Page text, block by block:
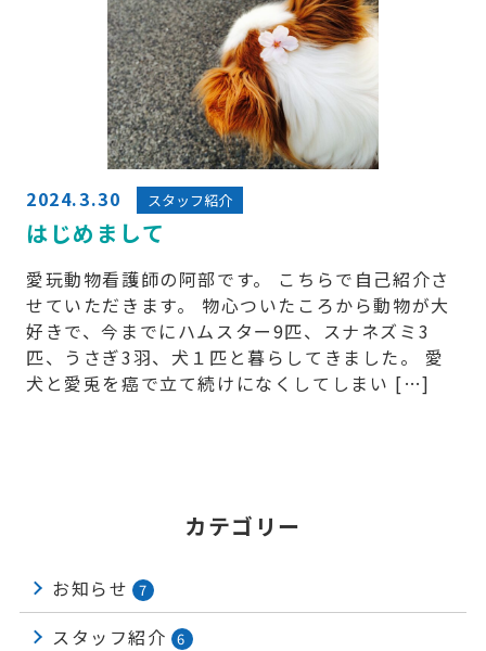
2024.3.30 スタッフ紹介
はじめまして
愛玩動物看護師の阿部です。 こちらで自己紹介さ
せていただきます。 物心ついたころから動物が大
好きで、今までにハムスター9匹、スナネズミ3
匹、うさぎ3羽、犬１匹と暮らしてきました。 愛
犬と愛兎を癌で立て続けになくしてしまい […]
カテゴリー
お知らせ 7
スタッフ紹介 6